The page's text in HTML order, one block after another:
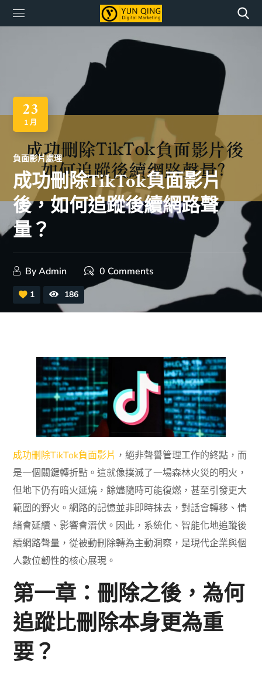
23
1 月
負面影片處理
成功刪除TikTok負面影片
後，如何追蹤後續網路聲
量？
ByAdmin 0 Comments
1 186
成功刪除TikTok負面影片 ，絕非聲譽管理工作的終點，而
是一個關鍵轉折點。這就像撲滅了一場森林火災的明火，
但地下仍有暗火延燒，餘燼隨時可能復燃，甚至引發更大
範圍的野火。網路的記憶並非即時抹去，對話會轉移、情
緒會延續、影響會潛伏。因此，系統化、智能化地追蹤後
續網路聲量，從被動刪除轉為主動洞察，是現代企業與個
人數位韌性的核心展現。
第一章：刪除之後，為何
追蹤比刪除本身更為重
要？